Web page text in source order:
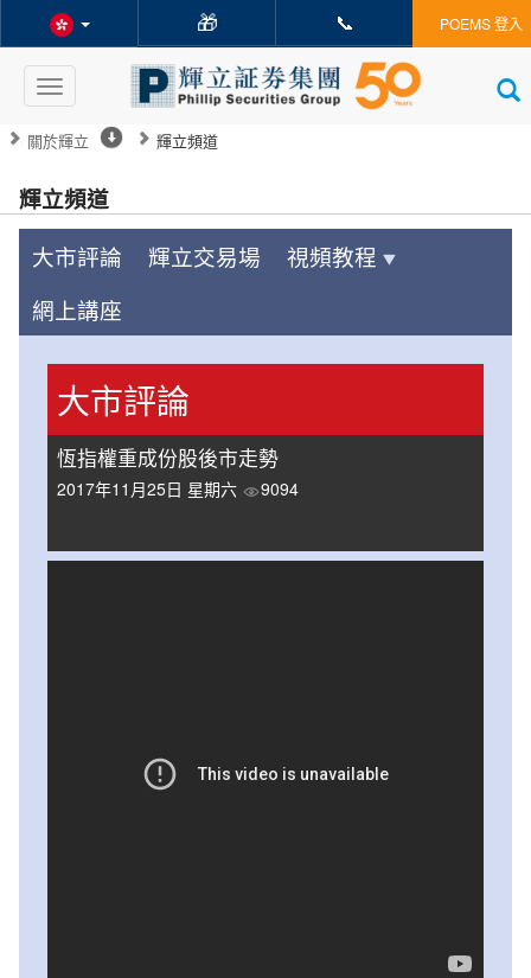
🎁 📞 POEMS 登入
Toggle
navigation
關於輝立 輝立頻道
輝立頻道
大市評論 輝立交易場
視頻教程
網上講座
大市評論
恆指權重成份股後市走勢
2017年11月25日 星期六 9094